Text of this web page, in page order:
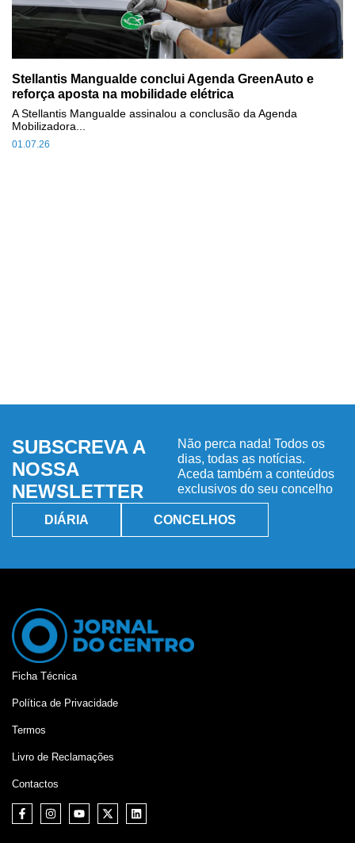
Stellantis Mangualde conclui Agenda GreenAuto e
reforça aposta na mobilidade elétrica
01.07.26
A Stellantis Mangualde assinalou a conclusão da Agenda
Mobilizadora...
SUBSCREVA A
NOSSA
NEWSLETTER
Não perca nada! Todos os
dias, todas as notícias.
Aceda também a conteúdos
exclusivos do seu concelho
DIÁRIA CONCELHOS
Ficha Técnica
Política de Privacidade
Termos
Livro de Reclamações
Contactos